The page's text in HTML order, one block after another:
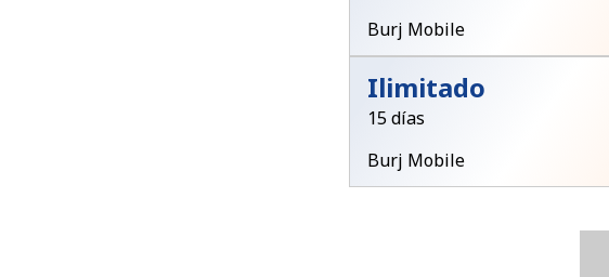
Burj Mobile
Ilimitado
15 días
Burj Mobile